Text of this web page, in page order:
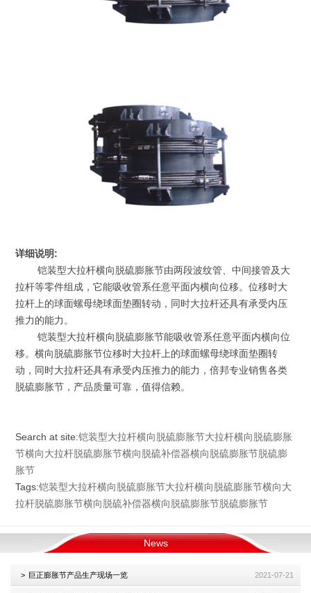
详细说明:
铠装型大拉杆横向脱硫膨胀节由两段波纹管、中间接管及大
拉杆等零件组成，它能吸收管系任意平面内横向位移。位移时大
拉杆上的球面螺母绕球面垫圈转动，同时大拉杆还具有承受内压
推力的能力。
铠装型大拉杆横向脱硫膨胀节能吸收管系任意平面内横向位
移。横向脱硫膨胀节位移时大拉杆上的球面螺母绕球面垫圈转
动，同时大拉杆还具有承受内压推力的能力，倍邦专业销售各类
脱硫膨胀节，产品质量可靠，值得信赖。
Search at site:铠装型大拉杆横向脱硫膨胀节大拉杆横向脱硫膨胀
节横向大拉杆脱硫膨胀节横向脱硫补偿器横向脱硫膨胀节脱硫膨
胀节
Tags:铠装型大拉杆横向脱硫膨胀节大拉杆横向脱硫膨胀节横向大
拉杆脱硫膨胀节横向脱硫补偿器横向脱硫膨胀节脱硫膨胀节
News
2021-07-21
巨正膨胀节产品生产现场一览